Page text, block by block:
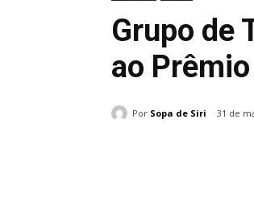
Grupo de
ao
Por Sopa de Siri 31 de